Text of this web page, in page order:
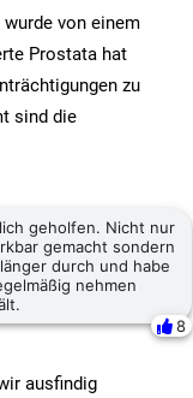
von einem
Prostata hat
zu
sind die
geholfen. Nicht nur
gemacht sondern
durch und habe
nehmen
8
ausfindig